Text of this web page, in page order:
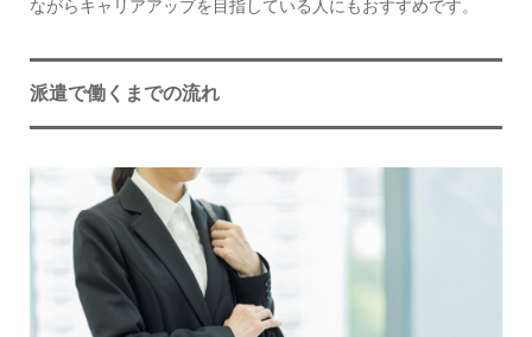
ながらキャリアアップを目指している人にもおすすめです。
派遣で働くまでの流れ